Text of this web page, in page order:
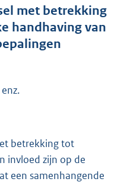
met betrekking
handhaving van
betrekking tot
invloed zijn op de
een samenhangende